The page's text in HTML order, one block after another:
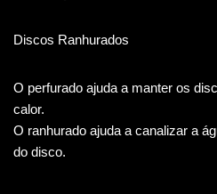
Discos Ranhurados
O perfurado ajuda a manter os
calor.
O ranhurado ajuda a canalizar a
do disco.